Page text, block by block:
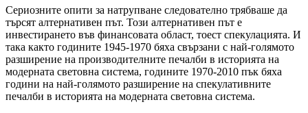
Сериозните опити за натрупване следователно трябваше да
търсят алтернативен път. Този алтернативен път е
инвестирането във финансовата област, тоест спекулацията. И
така както годините 1945-1970 бяха свързани с най-голямото
разширение на производителните печалби в историята на
модерната световна система, годините 1970-2010 пък бяха
години на най-голямото разширение на спекулативните
печалби в историята на модерната световна система.